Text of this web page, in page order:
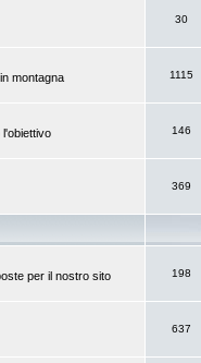
30
montagna 1115
146
369
per il nostro sito 198
637